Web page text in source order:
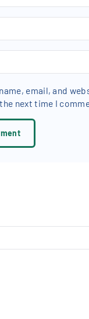
email, and
next time I